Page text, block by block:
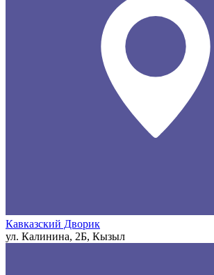
Кавказский Дворик
ул. Калинина, 2Б, Кызыл